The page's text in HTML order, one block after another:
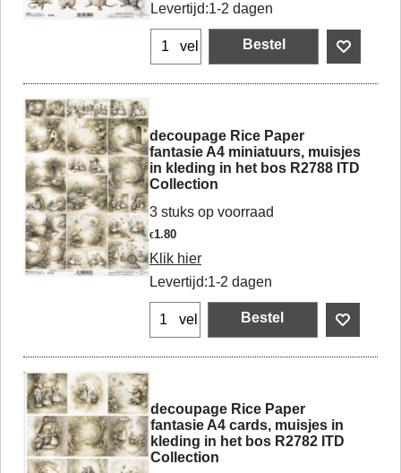
Levertijd:1-2 dagen
vel Bestel
decoupage Rice Paper
fantasie A4 miniatuurs, muisjes
in kleding in het bos R2788 ITD
Collection
3 stuks op voorraad
€1.80
Klik hier
Levertijd:1-2 dagen
vel Bestel
decoupage Rice Paper
fantasie A4 cards, muisjes in
kleding in het bos R2782 ITD
Collection